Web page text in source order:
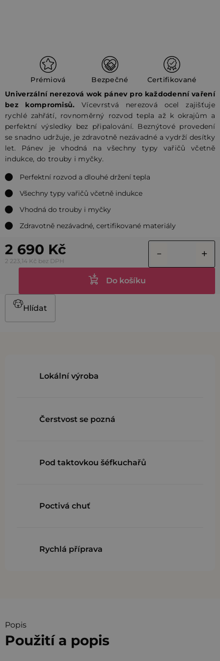
Prémiová Bezpečné
Certifikované
Univerzální nerezová wok pánev pro každodenní vaření
bez kompromisů. Vícevrstvá nerezová ocel zajišťuje
rychlé zahřátí, rovnoměrný rozvod tepla až k okrajům a
perfektní výsledky bez připalování. Beznýtové provedení
se snadno udržuje, je zdravotně nezávadné a vydrží desítky
let. Pánev je vhodná na všechny typy vařičů včetně
indukce, do trouby i myčky.
Perfektní rozvod a dlouhé držení tepla
Všechny typy vařičů včetně indukce
Vhodná do trouby i myčky
Zdravotně nezávadné, certifikované materiály
2 690 Kč
2 223,14 Kč bez DPH
Do košíku
Hlídat
Lokální výroba
Čerstvost se pozná
Pod taktovkou šéfkuchařů
Poctivá chuť
Rychlá příprava
Popis
Použití a popis